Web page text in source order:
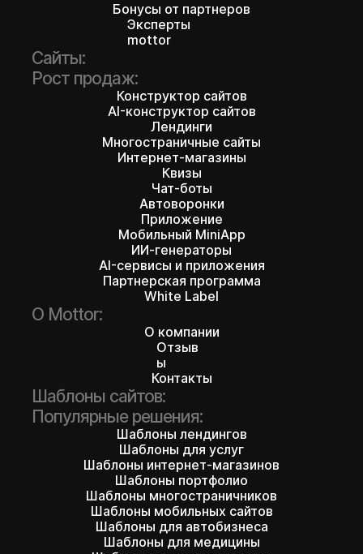
Бонусы от партнеров
Эксперты
mottor
Сайты:
Рост продаж:
Конструктор сайтов
AI-конструктор сайтов
Лендинги
Многостраничные сайты
Интернет-магазины
Квизы
Чат-боты
Автоворонки
Приложение
Мобильный MiniApp
ИИ-генераторы
AI-сервисы и приложения
Партнерская программа
White Label
О Mottor:
О компании
Отзыв
ы
Контакты
Шаблоны сайтов:
Популярные решения:
Шаблоны лендингов
Шаблоны для услуг
Шаблоны интернет-магазинов
Шаблоны портфолио
Шаблоны многостраничников
Шаблоны мобильных сайтов
Шаблоны для автобизнеса
Шаблоны для медицины